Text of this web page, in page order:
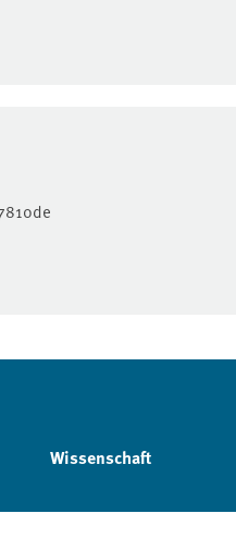
Wissenschaft